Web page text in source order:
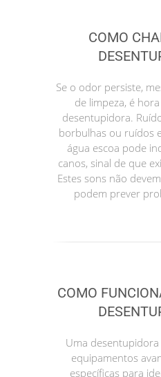
COMO
Se o odor persiste,
de limpeza, é
desentupidora.
borbulhas ou ruídos
água escoa pode
canos, sinal de que
Estes sons não
podem prever
COMO
Uma
equipamentos
específicas para